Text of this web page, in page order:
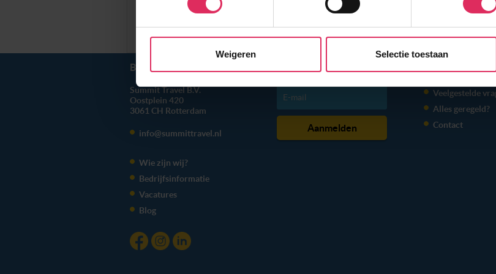
social media te bieden en om ons websiteverkeer te analyseren. Ook delen we
met onze partners. We hebben partners voor social media, adverteren en
voorkeuren altijd aanpassen. Klik daarvoor op de lichtblauwe knop linksonder in
toestemming’. Je kunt dan weer per type cookie aangeven of je die wel of niet
We werken samen met 20 derdendie uw gegevens kunnen ontvangen en
Weigeren Selectie toestaan
Prijzen en Boeken
BEL ONS
Summit Travel B.V.
Oostplein 420
3061 CH Rotterdam
info@summittravel.nl
Wie zijn wij?
Bedrijfsinformatie
Vacatures
Blog
NIEUWSBRIEF
Veelgestelde
Alles geregeld?
Contact